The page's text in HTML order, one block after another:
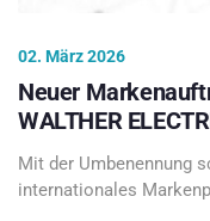
02. März 2026
Neuer
WALTHER
Mit der Umbenennung
internationales